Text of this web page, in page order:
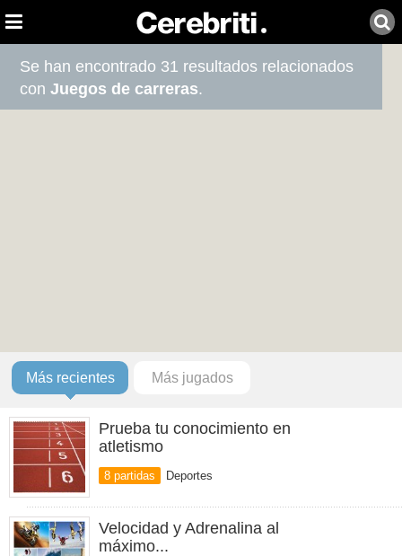
Se han encontrado 31 resultados relacionados
conJuegos de carreras.
Más recientes Más jugados
Prueba tu conocimiento en
atletismo
8 partidas Deportes
Velocidad y Adrenalina al
máximo...